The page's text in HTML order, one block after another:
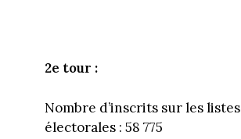
2e tour :
Nombre d’inscrits sur les listes
électorales : 58 775